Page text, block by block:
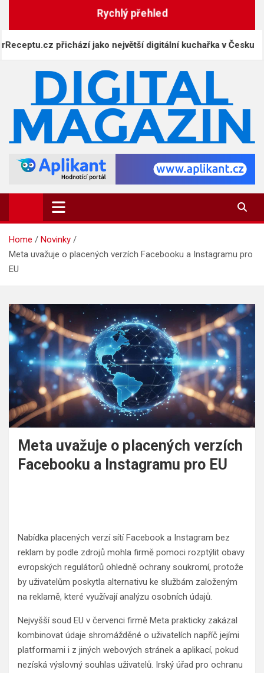
Rychlý přehled
přichází jako největší digitální kuchařka v Česku
DigitalMagazin.cz
Home
Novinky
Meta uvažuje o placených verzích Facebooku a Instagramu pro
EU
Meta uvažuje o placených verzích
Facebooku a Instagramu pro EU
Nabídka placených verzí sítí Facebook a Instagram bez
reklam by podle zdrojů mohla firmě pomoci rozptýlit obavy
evropských regulátorů ohledně ochrany soukromí, protože
by uživatelům poskytla alternativu ke službám založeným
na reklamě, které využívají analýzu osobních údajů.
Nejvyšší soud EU v červenci firmě Meta prakticky zakázal
kombinovat údaje shromážděné o uživatelích napříč jejími
platformami i z jiných webových stránek a aplikací, pokud
nezíská výslovný souhlas uživatelů. Irský úřad pro ochranu